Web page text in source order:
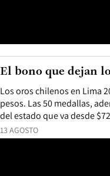
13 AGOSTO
Los oros chilenos en Lima
pesos. Las 50 medallas,
del estado que va desde
El bono que dejan